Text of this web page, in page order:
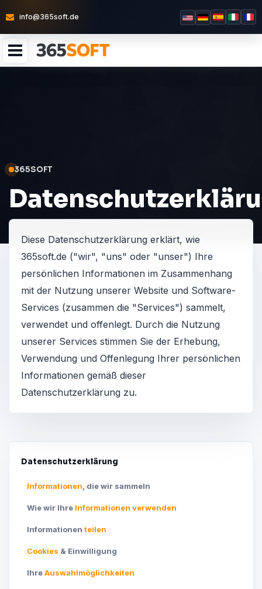
info@365soft.de
365SOFT
Diese Datenschutzerklärung erklärt, wie
365soft.de ("wir", "uns" oder "unser") Ihre
persönlichen Informationen im Zusammenhang
mit der Nutzung unserer Website und Software-
Services (zusammen die "Services") sammelt,
verwendet und offenlegt. Durch die Nutzung
unserer Services stimmen Sie der Erhebung,
Verwendung und Offenlegung Ihrer persönlichen
Informationen gemäß dieser
Datenschutzerklärung zu.
Datenschutzerklärung
Informationen , die wir sammeln
Wie wir Ihre Informationen verwenden
Informationen teilen
Cookies & Einwilligung
IhreAuswahlmöglichkeiten